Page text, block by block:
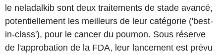
le neladalkib sont deux traitements de stade avancé,
potentiellement les meilleurs de leur catégorie ('best-
in-class'), pour le cancer du poumon. Sous réserve
de l'approbation de la FDA, leur lancement est prévu